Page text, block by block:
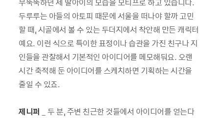
두루루는 아들의 아토피 때문에 서울을 떠나야 할까 고민
할 때, 시골에서 볼 수 있는 두더지에서 착안해 만든 캐릭터
예요. 이런 식으로 특이한 표정이나 습관을 가진 친구나 지
인들을 관찰해서 기본적인 아이디어를 메모해둬요. 오랜
시간 축적해 둔 아이디어를 스케치하면 기획하는 시간을
줄일 수 있죠.
제니퍼 _ 두 분, 주변 친근한 것들에서 아이디어를 얻는다